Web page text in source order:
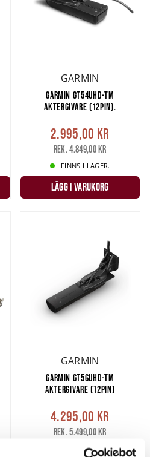
GARMIN
GARMIN GT54UHD-TM
AKTERGIVARE (12PIN).
2.995,00 kr
Rek. 4.849,00 kr
FINNS I LAGER.
LÄGG I VARUKORG
GARMIN
GARMIN GT56UHD-TM
AKTERGIVARE (12PIN)
4.295,00 kr
Rek. 5.499,00 kr
FINNS I LAGER.